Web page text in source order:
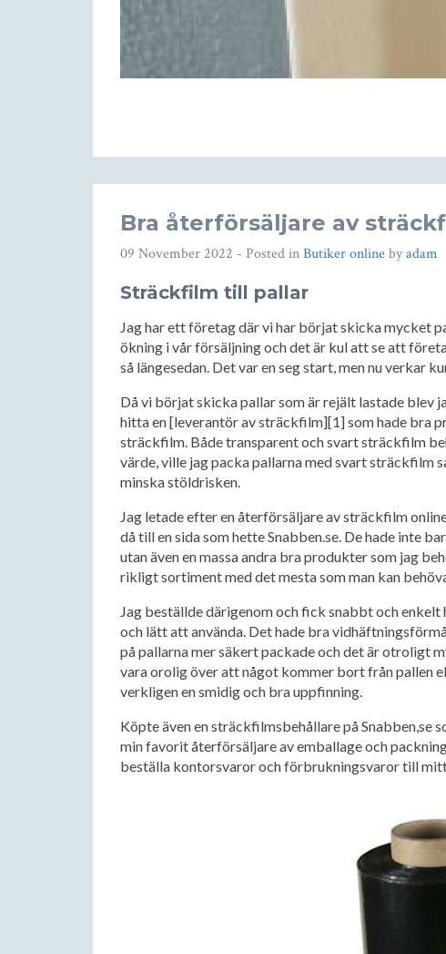
Bra återförsäljare av
09 November 2022 - Posted inButiker onlinebyadam
Sträckfilm till pallar
Jag har ett företag där vi har börjat skicka mycket
ökning i vår försäljning och det är kul att se att
så längesedan. Det var en seg start, men nu verkar
Då vi börjat skicka pallar som är rejält lastade blev
hitta en [leverantör av sträckfilm][1] som hade bra
sträckfilm. Både transparent och svart sträckfilm
värde, ville jag packa pallarna med svart sträckfilm
minska stöldrisken.
Jag letade efter en återförsäljare av sträckfilm
då till en sida som hette Snabben.se. De hade inte
utan även en massa andra bra produkter som jag
rikligt sortiment med det mesta som man kan
Jag beställde därigenom och fick snabbt och
och lätt att använda. Det hade bra
på pallarna mer säkert packade och det är otroligt
vara orolig över att något kommer bort från pallen
verkligen en smidig och bra uppfinning.
Köpte även en sträckfilmsbehållare på
min favorit återförsäljare av emballage och
beställa kontorsvaror och förbrukningsvaror till